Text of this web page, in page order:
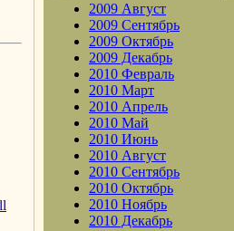
2009 Август
2009 Сентябрь
2009 Октябрь
2009 Декабрь
2010 Февраль
2010 Март
2010 Апрель
2010 Май
2010 Июнь
2010 Август
2010 Сентябрь
2010 Октябрь
2010 Ноябрь
2010 Декабрь